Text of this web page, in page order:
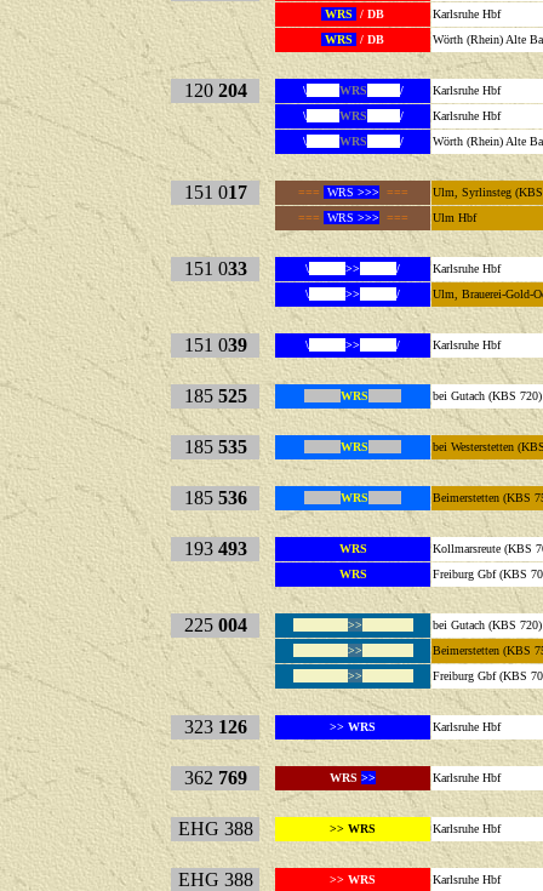
WRS
/ DB
Karlsruhe
WRS
/ DB Wörth (Rhein)
120 204 \ WRS /
\
WRS /
\
WRS / Wörth (Rhein)
151 017 === WRS >>> ===
Ulm, Syrlinsteg
===
WRS >>> === Ulm Hbf
151 033 \ >> /
Karlsruhe Hbf
\
>> / Ulm, Brauerei-Gold-
151 039 \ >> / Karlsruhe
185 525 WRS bei Gutach (KBS 720)
185 535 WRS bei
185 536 WRS
193 493 WRS
Kollmarsreute (KBS
WRS
Freiburg Gbf (KBS
225 004 >>
bei Gutach (KBS 720)
>>
>>
Freiburg
323126 >> WRS Karlsruhe
362 769 WRS >> Karlsruhe
EHG 388 >> WRS Karlsruhe
EHG 388 >> WRS Karlsruhe